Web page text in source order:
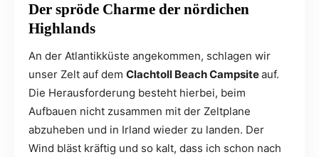
Der spröde Charme der nördichen
Highlands
An der Atlantikküste angekommen, schlagen wir
unser Zelt auf dem Clachtoll Beach Campsiteauf.
Die Herausforderung besteht hierbei, beim
Aufbauen nicht zusammen mit der Zeltplane
abzuheben und in Irland wieder zu landen. Der
Wind bläst kräftig und so kalt, dass ich schon nach